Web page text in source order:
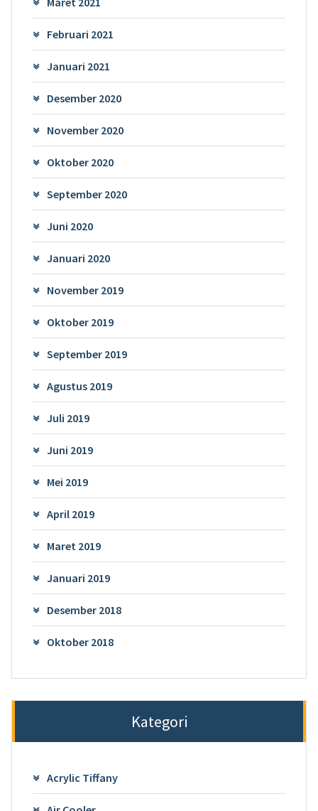
Februari 2021
Januari 2021
Desember 2020
November 2020
Oktober 2020
September 2020
Juni 2020
Januari 2020
November 2019
Oktober 2019
September 2019
Agustus 2019
Juli 2019
Juni 2019
Mei 2019
April 2019
Maret 2019
Januari 2019
Desember 2018
Oktober 2018
Kategori
Acrylic Tiffany